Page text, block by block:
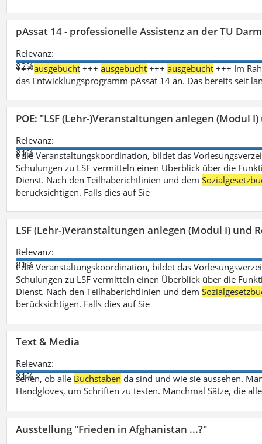
pAssat 14 - professionelle Assistenz an der TU
Relevanz:
82%
+++ausgebucht +++ausgebucht +++ausgebucht +++ Im
das Entwicklungsprogramm pAssat 14 an. Das bereits seit
POE: "LSF (Lehr-)Veranstaltungen anlegen (Modul
Relevanz:
81%
t die Veranstaltungskoordination, bildet das
Schulungen zu LSF vermitteln einen Überblick über die
Dienst. Nach den Teilhaberichtlinien und dem
berücksichtigen. Falls dies auf Sie
LSF (Lehr-)Veranstaltungen anlegen (Modul I) und
Relevanz:
81%
t die Veranstaltungskoordination, bildet das
Schulungen zu LSF vermitteln einen Überblick über die
Dienst. Nach den Teilhaberichtlinien und dem
berücksichtigen. Falls dies auf Sie
Text & Media
Relevanz:
81%
sehen, ob alle Buchstaben da sind und wie sie aussehen.
Handgloves, um Schriften zu testen. Manchmal Sätze, die
Ausstellung "Frieden in Afghanistan ...?"